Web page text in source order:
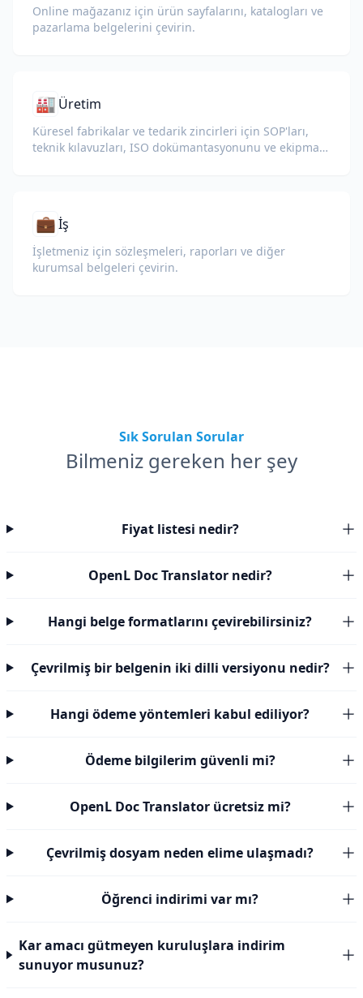
Online mağazanız için ürün sayfalarını, katalogları ve
pazarlama belgelerini çevirin.
🏭 Üretim
Küresel fabrikalar ve tedarik zincirleri için SOP'ları,
teknik kılavuzları, ISO dokümantasyonunu ve ekipman
💼İş
İşletmeniz için sözleşmeleri, raporları ve diğer
kurumsal belgeleri çevirin.
Sık Sorulan Sorular
Bilmeniz gereken her şey
Fiyat listesi nedir?
OpenL Doc Translator nedir?
Hangi belge formatlarını çevirebilirsiniz?
Çevrilmiş bir belgenin iki dilli versiyonu nedir?
Hangi ödeme yöntemleri kabul ediliyor?
Ödeme bilgilerim güvenli mi?
OpenL Doc Translator ücretsiz mi?
Çevrilmiş dosyam neden elime ulaşmadı?
Öğrenci indirimi var mı?
Kar amacı gütmeyen kuruluşlara indirim
sunuyor musunuz?